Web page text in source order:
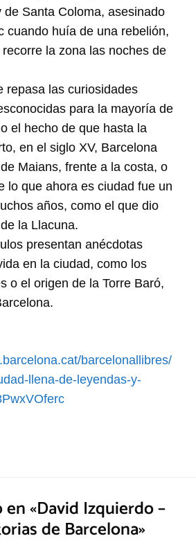
Santa Coloma, asesinado
cuando huía de una rebelión,
la zona las noches de
repasa las curiosidades
para la mayoría de
el hecho de que hasta la
en el siglo XV, Barcelona
Maians, frente a la costa, o
lo que ahora es ciudad fue un
años, como el que dio
la Llacuna.
presentan anécdotas
en la ciudad, como los
o el origen de la Torre Baró,
barcelonallibres/
llena-de-leyendas-y-
«David Izquierdo –
de Barcelona»